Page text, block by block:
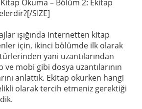
Okuma – Bölüm 2: Ekitap
SIZE]
ışığında internetten kitap
için, ikinci bölümde ilk olarak
yani uzantılarından
ve mobi gibi dosya uzantılarının
anlattık. Ekitap okurken hangi
olarak tercih etmeniz gerektiği